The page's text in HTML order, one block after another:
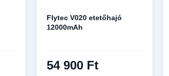
Flytec V020 etetőhajó
12000mAh
54 900 Ft